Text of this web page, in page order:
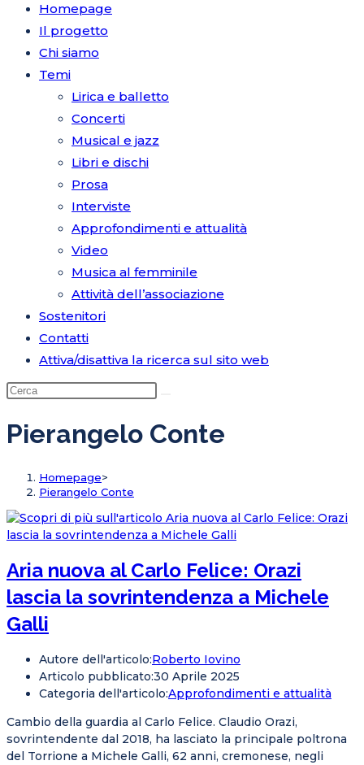
Homepage
Il progetto
Chi siamo
Temi
Lirica e balletto
Concerti
Musical e jazz
Libri e dischi
Prosa
Interviste
Approfondimenti e attualità
Video
Musica al femminile
Attività dell’associazione
Sostenitori
Contatti
Attiva/disattiva la ricerca sul sito web
Pierangelo Conte
Homepage>
Pierangelo Conte
Aria nuova al Carlo Felice: Orazi
lascia la sovrintendenza a Michele
Galli
Autore dell'articolo:Roberto Iovino
Articolo pubblicato:30 Aprile 2025
Categoria dell'articolo:Approfondimenti e attualità
Cambio della guardia al Carlo Felice. Claudio Orazi,
sovrintendente dal 2018, ha lasciato la principale poltrona
del Torrione a Michele Galli, 62 anni, cremonese, negli